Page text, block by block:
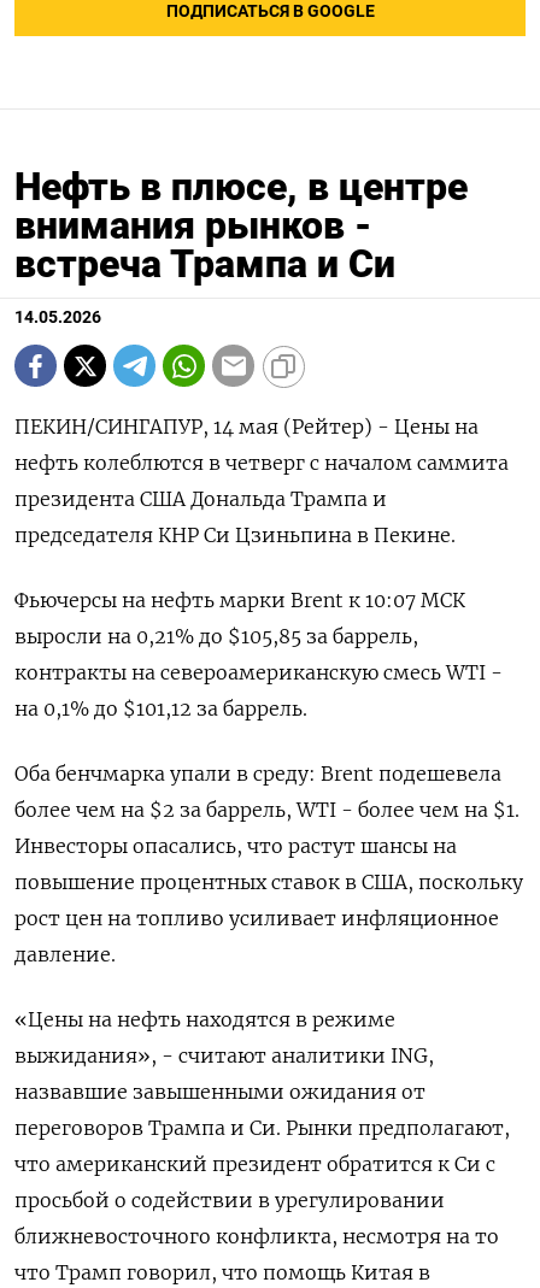
ПОДПИСАТЬСЯ В GOOGLE
Нефть в плюсе, в центре
внимания рынков -
встреча Трампа и Си
14.05.2026
ПЕКИН/СИНГАПУР, 14 мая (Рейтер) - Цены на
нефть колеблются в четверг с началом саммита
президента США Дональда Трампа и
председателя КНР Си ‌Цзиньпина в Пекине.
Фьючерсы на нефть марки Brent к 10:07 МСК
выросли на 0,21% до $105,85 за баррель,
контракты на ​североамериканскую смесь WTI -
на 0,1% ​до $101,12 ​за баррель.
Оба бенчмарка ⁠упали в среду: Brent подешевела
‌более чем на $2 за ‌баррель, WTI - более чем на $1.
Инвесторы опасались, что растут шансы на ​
повышение процентных ставок в США, поскольку
рост цен ‌на топливо усиливает инфляционное
давление.
«Цены на нефть находятся ​в режиме
выжидания», - считают аналитики ING,
назвавшие завышенными ‌ожидания от
переговоров Трампа и Си. Рынки предполагают,
что американский президент обратится к Си с
просьбой о содействии ​в урегулировании ​
ближневосточного конфликта, несмотря ‌на то
что Трамп говорил, что помощь Китая ​в